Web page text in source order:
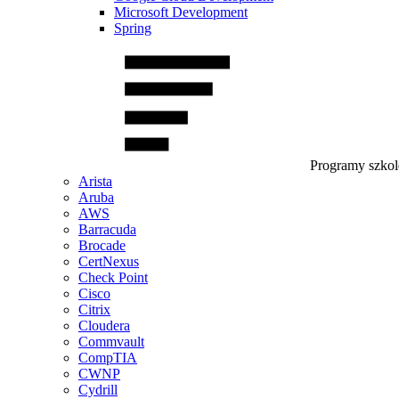
Microsoft Development
Spring
Programy
Arista
Aruba
AWS
Barracuda
Brocade
CertNexus
Check Point
Cisco
Citrix
Cloudera
Commvault
CompTIA
CWNP
Cydrill